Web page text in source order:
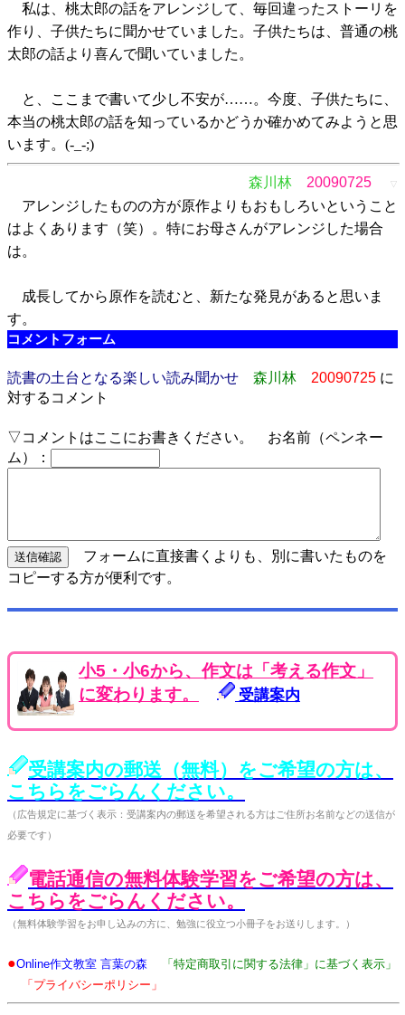
私は、桃太郎の話をアレンジして、毎回違ったストーリを
作り、子供たちに聞かせていました。子供たちは、普通の桃
太郎の話より喜んで聞いていました。
と、ここまで書いて少し不安が……。今度、子供たちに、
本当の桃太郎の話を知っているかどうか確かめてみようと思
います。(-_-;)
森川林 20090725 ▽
アレンジしたものの方が原作よりもおもしろいということ
はよくあります（笑）。特にお母さんがアレンジした場合
は。
成長してから原作を読むと、新たな発見があると思いま
す。
コメントフォーム
読書の土台となる楽しい読み聞かせ 森川林 20090725 に
対するコメント
▽コメントはここにお書きください。 お名前（ペンネー
ム）：
フォームに直接書くよりも、別に書いたものを
コピーする方が便利です。
小5・小6から、作文は「考える作文」
に変わります。
受講案内
受講案内の郵送（無料）をご希望の方は、
こちらをごらんください。
（広告規定に基づく表示：受講案内の郵送を希望される方はご住所お名前などの送信が
必要です）
電話通信の無料体験学習をご希望の方は、
こちらをごらんください。
（無料体験学習をお申し込みの方に、勉強に役立つ小冊子をお送りします。）
●Online作文教室 言葉の森
「特定商取引に関する法律」に基づく表示」
「プライバシーポリシー」